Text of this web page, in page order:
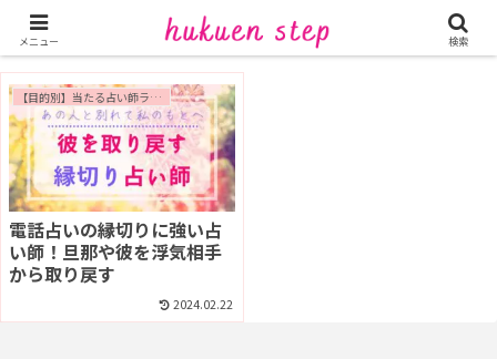
隠れ縁切り
【目的別】当たる占い師ランキング
電話占いの縁切りに強い占
い師！旦那や彼を浮気相手
から取り戻す
2024.02.22
メニュー 検索